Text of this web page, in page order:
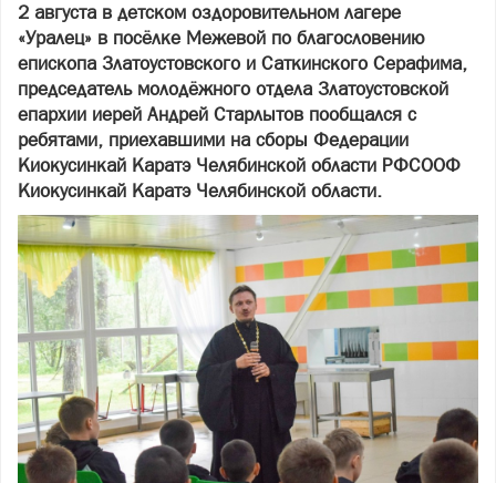
2 августа в детском оздоровительном лагере
«Уралец» в посёлке Межевой по благословению
епископа Златоустовского и Саткинского Серафима,
председатель молодёжного отдела Златоустовской
епархии иерей Андрей Старлытов пообщался с
ребятами, приехавшими на сборы Федерации
Киокусинкай Каратэ Челябинской области РФСООФ
Киокусинкай Каратэ Челябинской области.